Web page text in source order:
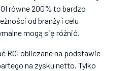
równe 200% to bardzo
od branży i celu
mogą się różnić.
ROI obliczane na podstawie
na zysku netto. Tylko